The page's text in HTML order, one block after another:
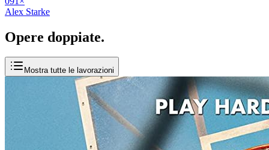
Alex Starke
Opere doppiate.
Mostra tutte le lavorazioni